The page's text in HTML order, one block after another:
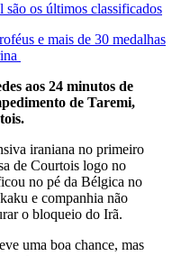
os últimos classificados
e mais de 30 medalhas
aos 24 minutos de
de Taremi,
iraniana no primeiro
de Courtois logo no
no pé da Bélgica no
e companhia não
o bloqueio do Irã.
uma boa chance, mas